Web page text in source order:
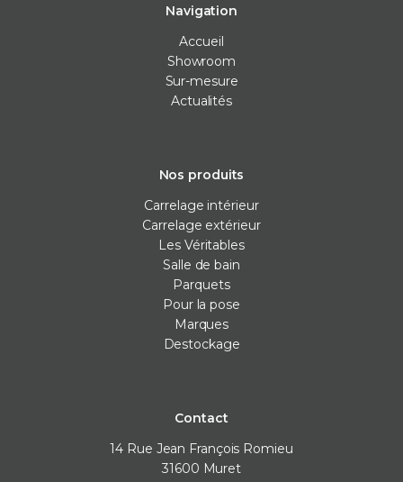
Navigation
Accueil
Showroom
Sur-mesure
Actualités
Nos produits
Carrelage intérieur
Carrelage extérieur
Les Véritables
Salle de bain
Parquets
Pour la pose
Marques
Destockage
Contact
14 Rue Jean François Romieu
31600 Muret